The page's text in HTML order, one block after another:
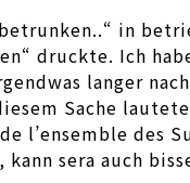
in
druckte. Ich
langer
Sache
l’ensemble des
sera auch